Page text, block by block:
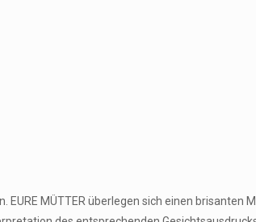
MÜTTER überlegen sich einen brisanten